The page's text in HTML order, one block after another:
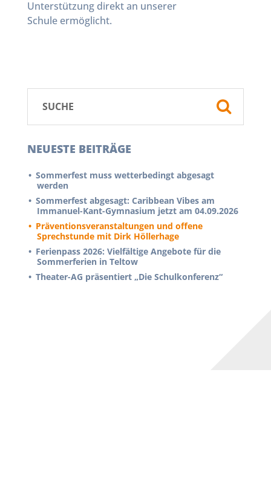
Unterstützung direkt an unserer
Schule ermöglicht.
NEUESTE BEITRÄGE
Sommerfest muss wetterbedingt abgesagt
werden
Sommerfest abgesagt: Caribbean Vibes am
Immanuel-Kant-Gymnasium jetzt am 04.09.2026
Präventionsveranstaltungen und offene
Sprechstunde mit Dirk Höllerhage
Ferienpass 2026: Vielfältige Angebote für die
Sommerferien in Teltow
Theater-AG präsentiert „Die Schulkonferenz“